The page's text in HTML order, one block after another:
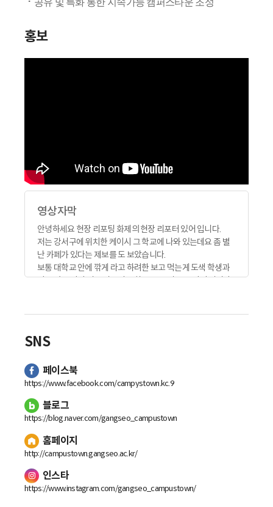
공유 및 특화 통한 지속가능 캠퍼스타운 조성
홍보
영상자막
안녕하세요 현장 리포팅 화제의 현장 리포터 있어 입니다.
저는 강서구에 위치한 케이시 그 학교에 나와 있는데요 좀 별
난 카페가 있다는 제보를 도 보았습니다.
보통 대학교 안에 깎게 라고 하려한 보고 먹는게 도색 학생과
더 그렇죠 전격 씬도 가는거고 하구요, 그래도 그 민지 애가 축
반들도 다 공개 산 다니는 사람들이에요.
여기는 대학교 카페인데 학생들 만큼이나 어르신들도 많이 있
네요.
학교 측에서 좀 불편하지 않을까요.
변하기는 요 동네 사람들 불러다가 기술도 가르쳐주고 동네 청
년들 창업하고 또 아주 자 거에요. 예 그 캠퍼스타운 이라고 그
지금 우리 딸도 여기서 사업하는 데 사무실도 공짜랍니다.
사무실 공짜 리야 예 서울시에서 청년창업 이라고 지원해준 데
저 덕에 크게 그 어 이렇게 혹시 란 더 가도 될까요 그렇죠.
가봅시다
SNS
페이스북
https://www.facebook.com/campystown.kc.9
블로그
https://blog.naver.com/gangseo_campustown
홈페이지
http://campustown.gangseo.ac.kr/
인스타
https://www.instagram.com/gangseo_campustown/